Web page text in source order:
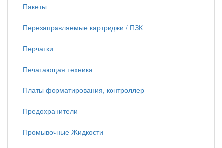
Пакеты
Перезаправляемые картриджи / ПЗК
Перчатки
Печатающая техника
Платы форматирования, контроллер
Предохранители
Промывочные Жидкости